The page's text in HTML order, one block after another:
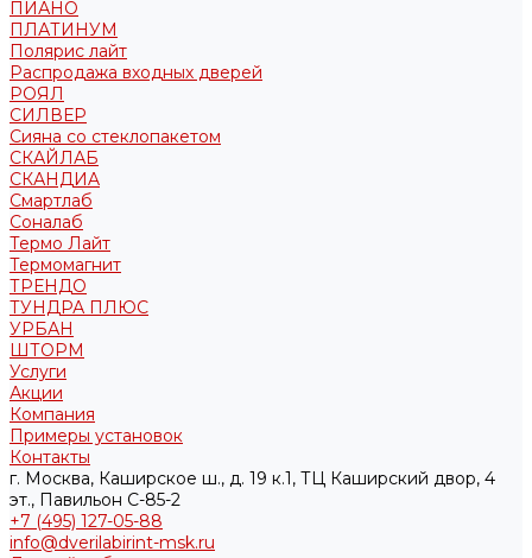
ПИАНО
ПЛАТИНУМ
Полярис лайт
Распродажа входных дверей
РОЯЛ
СИЛВЕР
Сияна со стеклопакетом
СКАЙЛАБ
СКАНДИA
Смартлаб
Соналаб
Термо Лайт
Термомагнит
ТРЕНДО
ТУНДРА ПЛЮС
УРБАН
ШТОРМ
Услуги
Акции
Компания
Примеры установок
Контакты
г. Москва, Каширское ш., д. 19 к.1, ТЦ Каширский двор, 4
эт., Павильон C-85-2
+7 (495) 127-05-88‬
info@dverilabirint-msk.ru